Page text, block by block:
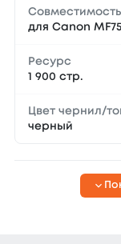
Совместимость
для Canon
Ресурс
1 900 стр.
Цвет чернил/
черный